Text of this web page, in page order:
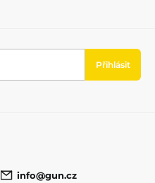
Přihlásit
info@gun.cz